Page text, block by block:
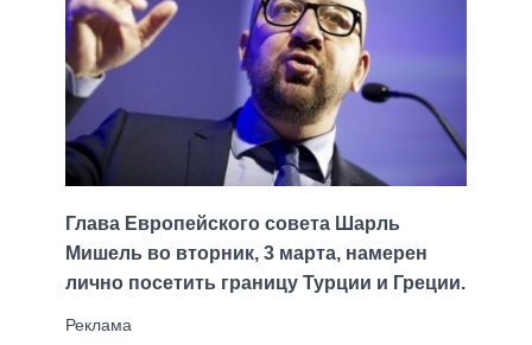
Глава Европейского совета Шарль
Мишель во вторник, 3 марта, намерен
лично посетить границу Турции и Греции.